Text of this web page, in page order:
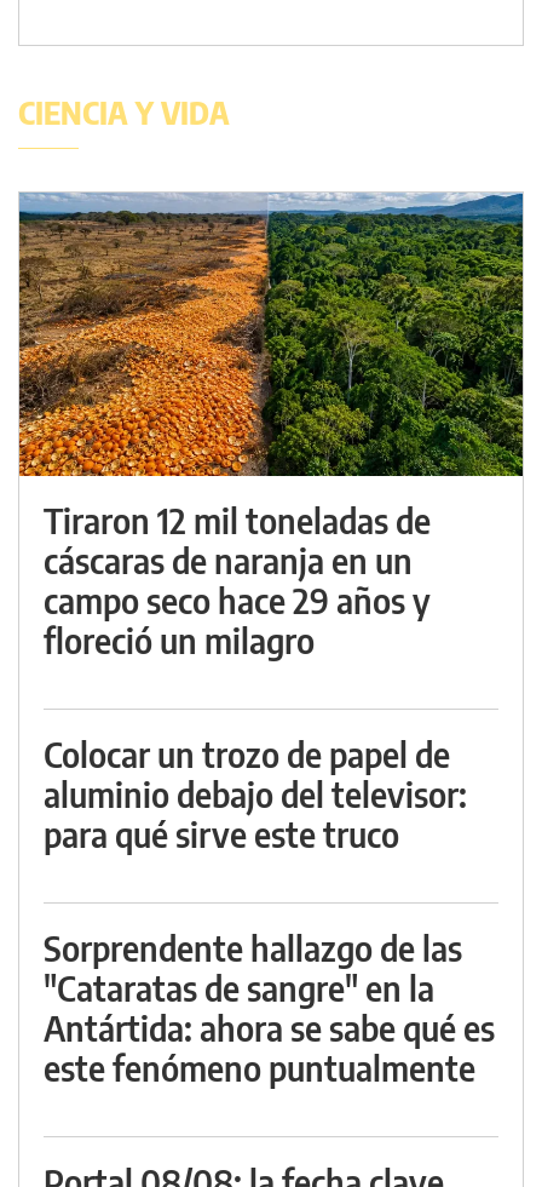
CIENCIA Y VIDA
Tiraron 12 mil toneladas de
cáscaras de naranja en un
campo seco hace 29 años y
floreció un milagro
Colocar un trozo de papel de
aluminio debajo del televisor:
para qué sirve este truco
Sorprendente hallazgo de las
"Cataratas de sangre" en la
Antártida: ahora se sabe qué es
este fenómeno puntualmente